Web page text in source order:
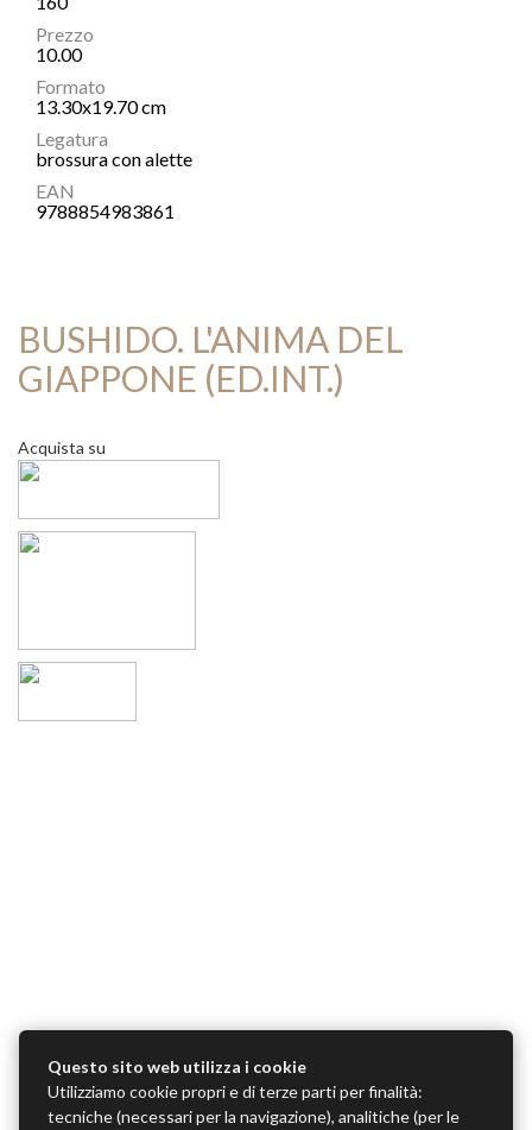
Prezzo
10.00
Formato
13.30x19.70 cm
Legatura
brossura con alette
EAN
9788854983861
BUSHIDO. L'ANIMA DEL
GIAPPONE (ED.INT.)
Acquista su
Questo sito web utilizza i cookie
Utilizziamo cookie propri e di terze parti per finalità:
tecniche (necessari per la navigazione), analitiche (per le